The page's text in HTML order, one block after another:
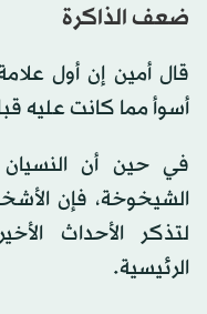
ضعف الذاكرة
قال أمين إن أول
أسوأ مما كانت عليه قبل 10
في حين أن
الشيخوخة، فإن
لتذكر الأحداث
الرئيسية.